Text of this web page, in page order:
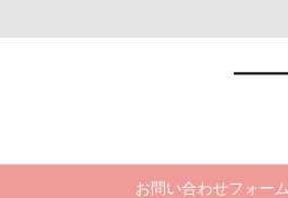
━━
お問い合わせフォー